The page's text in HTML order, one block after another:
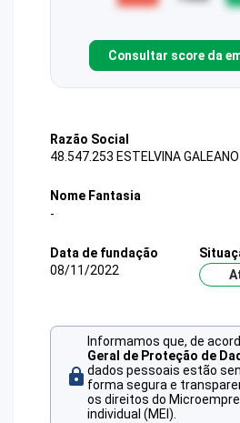
Consultar score da
Razão Social
48.547.253 ESTELVINA
Nome Fantasia
-
Data de fundação
08/11/2022
Informamos que, de
Geral de Proteção de
dados pessoais estão
forma segura e
os direitos do
individual (MEI).